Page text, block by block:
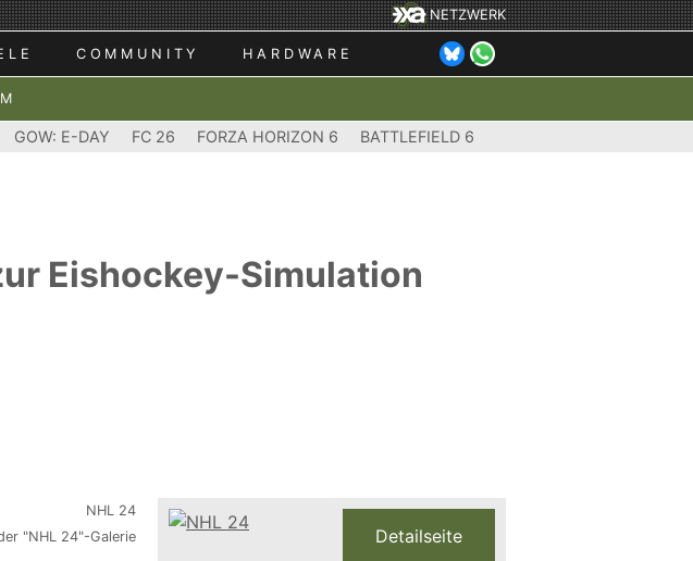
NETZWERK
COMMUNITY HARDWARE
GOW: E-DAY FC 26 FORZA HORIZON 6 BATTLEFIELD 6
Eishockey-Simulation
"NHL 24"-Galerie Detailseite